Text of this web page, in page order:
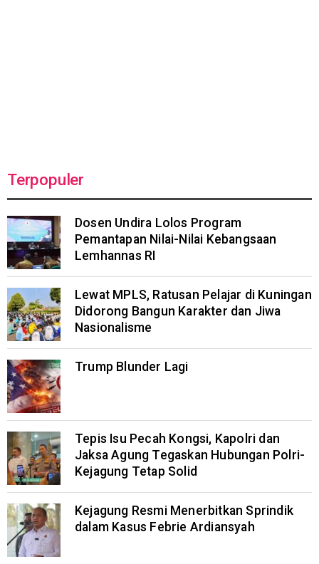
Terpopuler
Dosen Undira Lolos Program
Pemantapan Nilai-Nilai Kebangsaan
Lemhannas RI
Lewat MPLS, Ratusan Pelajar di Kuningan
Didorong Bangun Karakter dan Jiwa
Nasionalisme
Trump Blunder Lagi
Tepis Isu Pecah Kongsi, Kapolri dan
Jaksa Agung Tegaskan Hubungan Polri-
Kejagung Tetap Solid
Kejagung Resmi Menerbitkan Sprindik
dalam Kasus Febrie Ardiansyah